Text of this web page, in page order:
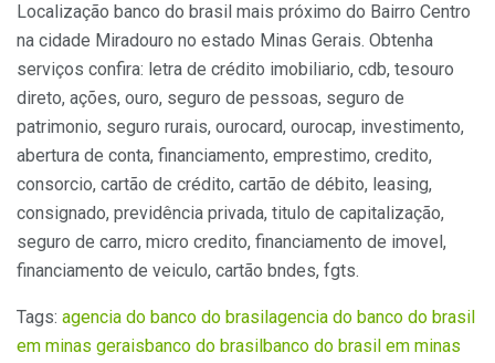
Localização banco do brasil mais próximo do Bairro Centro
na cidade Miradouro no estado Minas Gerais. Obtenha
serviços confira: letra de crédito imobiliario, cdb, tesouro
direto, ações, ouro, seguro de pessoas, seguro de
patrimonio, seguro rurais, ourocard, ourocap, investimento,
abertura de conta, financiamento, emprestimo, credito,
consorcio, cartão de crédito, cartão de débito, leasing,
consignado, previdência privada, titulo de capitalização,
seguro de carro, micro credito, financiamento de imovel,
financiamento de veiculo, cartão bndes, fgts.
Tags: agencia do banco do brasil agencia do banco do brasil
em minas geraisbanco do brasil banco do brasil em minas